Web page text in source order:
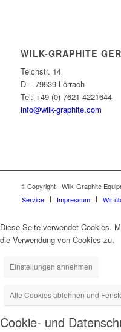
WILK-GRAPHITE
Teichstr. 14
D – 79539 Lörrach
Tel: +49 (0) 7621-4221644
info@wilk-graphite.com
© Copyright - Wilk-Graphite
Service
Impressum Wir
Diese Seite verwendet Cookies.
die Verwendung von Cookies zu.
Einstellungen annehmen
Alle Cookies ablehnen und
Cookie- und